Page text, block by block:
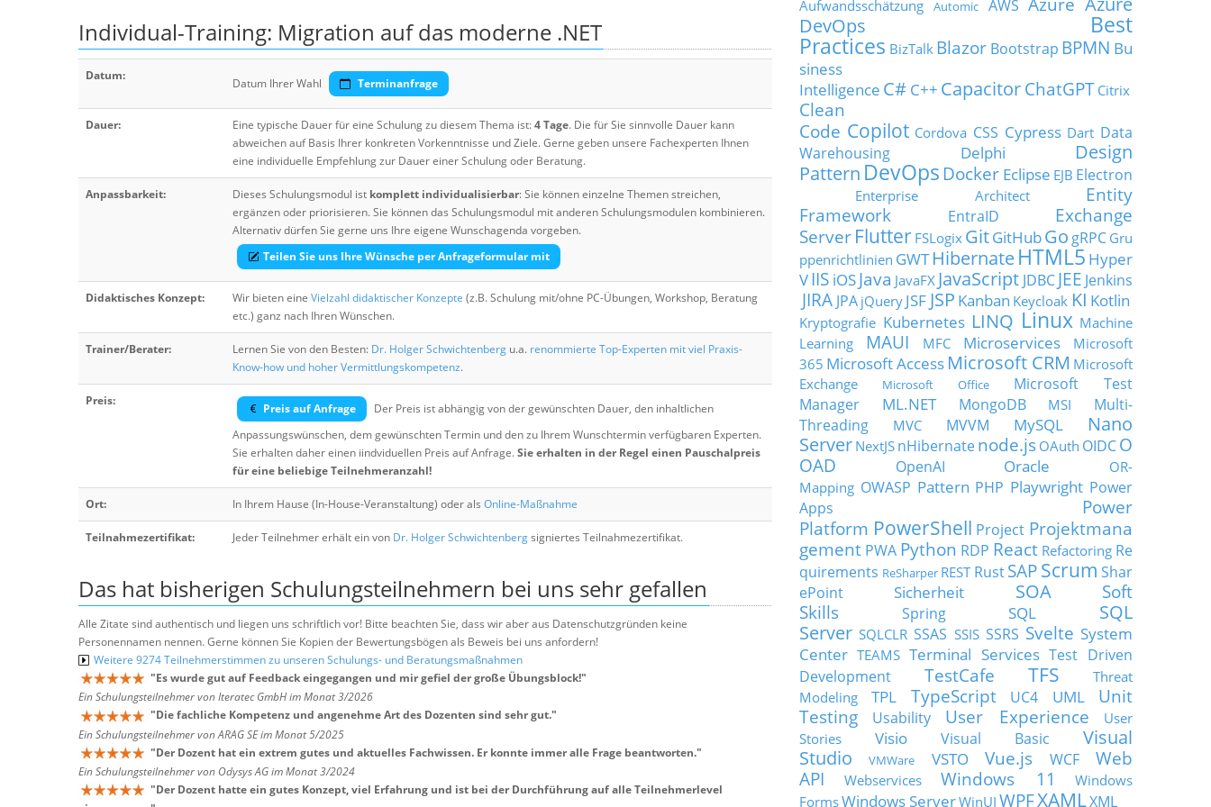
Individual-Training: Migration auf das moderne .NET
Datum:
Datum Ihrer Wahl Terminanfrage
Dauer: Eine typische Dauer für eine Schulung zu diesem Thema ist:4 Tage. Die für Sie sinnvolle Dauer kann
abweichen auf Basis Ihrer konkreten Vorkenntnisse und Ziele. Gerne geben unsere Fachexperten Ihnen
eine individuelle Empfehlung zur Dauer einer Schulung oder Beratung.
Anpassbarkeit: Dieses Schulungsmodul ist komplett individualisierbar: Sie können einzelne Themen streichen,
ergänzen oder priorisieren. Sie können das Schulungsmodul mit anderen Schulungsmodulen kombinieren.
Alternativ dürfen Sie gerne uns Ihre eigene Wunschagenda vorgeben.
Teilen Sie uns Ihre Wünsche per Anfrageformular mit
Didaktisches Konzept: Wir bieten eine Vielzahl didaktischer Konzepte (z.B. Schulung mit/ohne PC-Übungen, Workshop, Beratung
etc.) ganz nach Ihren Wünschen.
Trainer/Berater: Lernen Sie von den Besten: Dr. Holger Schwichtenberg u.a. renommierte Top-Experten mit viel Praxis-
Know-how und hoher Vermittlungskompetenz.
Preis:
Preis auf Anfrage
Der Preis ist abhängig von der gewünschten Dauer, den inhaltlichen
Anpassungswünschen, dem gewünschten Termin und den zu Ihrem Wunschtermin verfügbaren Experten.
Sie erhalten daher einen iindviduellen Preis auf Anfrage.Sie erhalten in der Regel einen Pauschalpreis
für eine beliebige Teilnehmeranzahl!
Ort: In Ihrem Hause (In-House-Veranstaltung) oder als Online-Maßnahme
Teilnahmezertifikat: Jeder Teilnehmer erhält ein von Dr. Holger Schwichtenbergsigniertes Teilnahmezertifikat.
Das hat bisherigen Schulungsteilnehmern bei uns sehr gefallen
Alle Zitate sind authentisch und liegen uns schriftlich vor! Bitte beachten Sie, dass wir aber aus Datenschutzgründen keine
Personennamen nennen. Gerne können Sie Kopien der Bewertungsbögen als Beweis bei uns anfordern!
Weitere 9274 Teilnehmerstimmen zu unseren Schulungs- und Beratungsmaßnahmen
"Es wurde gut auf Feedback eingegangen und mir gefiel der große Übungsblock!"
Ein Schulungsteilnehmer von Iteratec GmbH im Monat 3/2026
"Die fachliche Kompetenz und angenehme Art des Dozenten sind sehr gut."
Ein Schulungsteilnehmer von ARAG SE im Monat 5/2025
"Der Dozent hat ein extrem gutes und aktuelles Fachwissen. Er konnte immer alle Frage beantworten."
Ein Schulungsteilnehmer von Odysys AG im Monat 3/2024
"Der Dozent hatte ein gutes Konzept, viel Erfahrung und ist bei der Durchführung auf alle Teilnehmerlevel
Aufwandsschätzung Automic AWS
DevOps
Best
Practices BizTalk Blazor Bootstrap BPMN Bu
siness
Intelligence C# C++ Capacitor ChatGPT Citrix
Clean
Code Copilot Cordova CSS Cypress Dart Data
Warehousing
Delphi
Design
Pattern DevOps Docker Eclipse EJB Electron
Enterprise Architect
Entity
Framework
EntraID
Exchange
Server Flutter FSLogix GitGitHubGo gRPC Gru
ppenrichtlinien GWT HibernateHTML5 Hyper
VIIS iOSJava JavaFX JavaScript JDBC JEE Jenkins
JIRA JPA jQuery JSF JSP Kanban Keycloak KI Kotlin
Kryptografie Kubernetes LINQ Linux Machine
Learning
MAUI MFC Microservices
Microsoft
365 Microsoft Access Microsoft CRM Microsoft
Exchange
Microsoft Office
Microsoft Test
Manager
ML.NET MongoDB MSI
Multi-
Threading
MVC MVVM MySQL
Nano
Server NextJS nHibernatenode.js OAuth OIDCO
OAD
OpenAI Oracle
OR-
Mapping OWASP Pattern PHP Playwright Power
Apps
Power
Platform PowerShell Project Projektmana
gement PWA Python RDP React Refactoring Re
quirements ReSharper REST Rust SAP Scrum Shar
ePoint
Sicherheit SOA
Soft
Skills
Spring SQL
SQL
Server SQLCLR SSAS SSIS SSRS Svelte System
Center TEAMS Terminal Services Test Driven
Development
TestCafe TFS
Threat
Modeling
TPL TypeScript UC4 UML
Unit
Testing
Usability User Experience
User
Stories
Visio Visual Basic
Visual
Studio
VMWare VSTO Vue.js WCF
Web
API
Webservices Windows 11
Windows
FormsWindows ServerWinUI WPFXAMLXML